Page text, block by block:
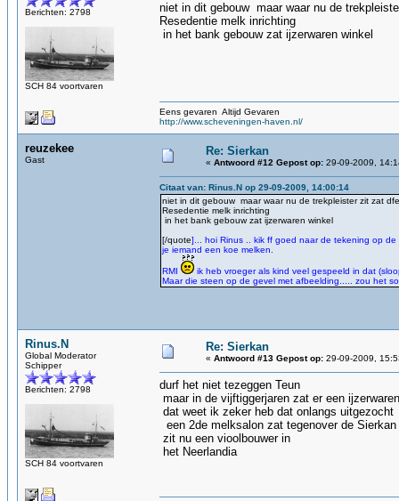
Berichten: 2798
SCH 84 voortvaren
niet in dit gebouw maar waar nu de
Resedentie melk inrichting
in het bank gebouw zat ijzerwaren winkel
Eens gevaren Altijd Gevaren
http://www.scheveningen-haven.nl/
reuzekee
Gast
Re: Sierkan
« Antwoord #12 Gepost op: 29-09-2009,
Citaat van: Rinus.N op 29-09-2009, 14:00:14
niet in dit gebouw maar waar nu de trekpleister zit zat
Resedentie melk inrichting
in het bank gebouw zat ijzerwaren winkel
[/quote]... hoi Rinus .. kik ff goed naar de tekening op
je iemand een koe melken.
RMI
ik heb vroeger als kind veel gespeeld in dat
Maar die steen op de gevel met afbeelding..... zou het
Rinus.N
Global Moderator
Schipper
Berichten: 2798
SCH 84 voortvaren
Re: Sierkan
« Antwoord #13 Gepost op: 29-09-2009,
durf het niet tezeggen Teun
maar in de vijftiggerjaren zat er een
dat weet ik zeker heb dat onlangs uitgezocht
een 2de melksalon zat tegenover de Sierkan
zit nu een vioolbouwer in
het Neerlandia